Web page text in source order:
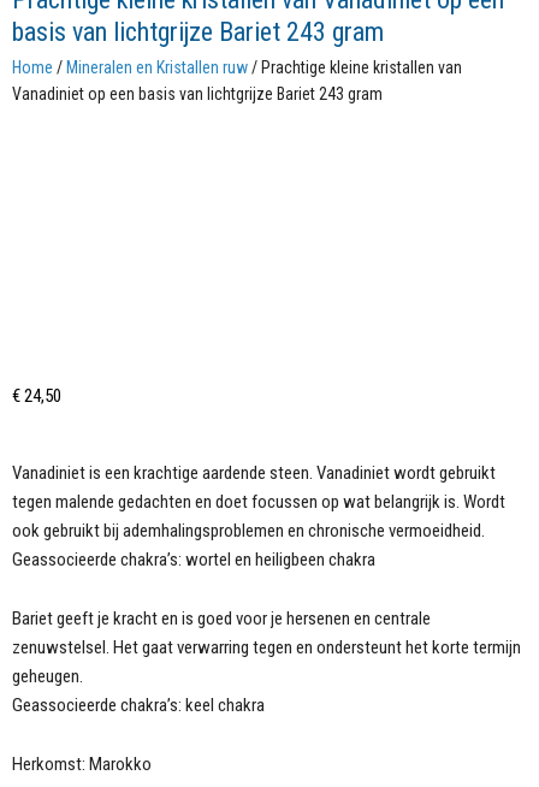
basis van lichtgrijze Bariet 243 gram
Home / Mineralen en Kristallen ruw/ Prachtige kleine kristallen van
Vanadiniet op een basis van lichtgrijze Bariet 243 gram
€24,50
Vanadiniet is een krachtige aardende steen. Vanadiniet wordt gebruikt
tegen malende gedachten en doet focussen op wat belangrijk is. Wordt
ook gebruikt bij ademhalingsproblemen en chronische vermoeidheid.
Geassocieerde chakra’s: wortel en heiligbeen chakra
Bariet geeft je kracht en is goed voor je hersenen en centrale
zenuwstelsel. Het gaat verwarring tegen en ondersteunt het korte termijn
geheugen.
Geassocieerde chakra’s: keel chakra
Herkomst: Marokko